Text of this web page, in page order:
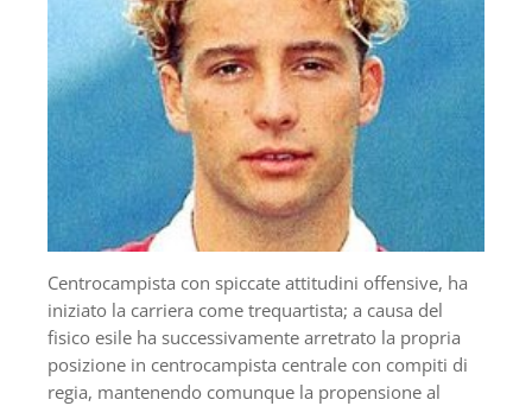
Centrocampista con spiccate attitudini offensive, ha
iniziato la carriera come trequartista; a causa del
fisico esile ha successivamente arretrato la propria
posizione in centrocampista centrale con compiti di
regia, mantenendo comunque la propensione al